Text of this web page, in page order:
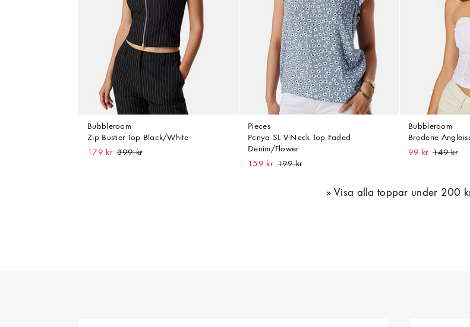
Bubbleroom
Zip Bustier Top Black/White
179 kr
Pieces
Pcnya SL V-Neck Top Faded
Denim/Flower
159 kr
Bubbleroom
Broderie
99 kr
Visa alla toppar under 200